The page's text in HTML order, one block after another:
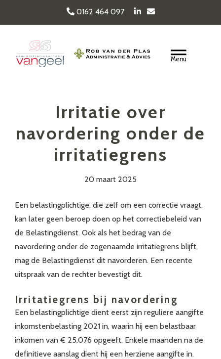
hoofd
inhoud
0162 464 097
Van Geel & van der
Header
Irritatie over
navordering onder de
irritatiegrens
20 maart 2025
Een belastingplichtige, die zelf om een correctie vraagt,
kan later geen beroep doen op het correctiebeleid van
de Belastingdienst. Ook als het bedrag van de
navordering onder de zogenaamde irritatiegrens blijft,
mag de Belastingdienst dit navorderen. Een recente
uitspraak van de rechter bevestigt dit.
Irritatiegrens bij navordering
Een belastingplichtige dient eerst zijn reguliere aangifte
inkomstenbelasting 2021 in, waarin hij een belastbaar
inkomen van € 25.076 opgeeft. Enkele maanden na de
definitieve aanslag dient hij een herziene aangifte in.